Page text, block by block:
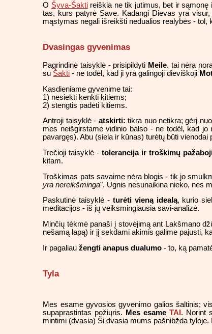
O Šyva-Šaktireiškia ne tik jutimus, bet ir sąmonę
tas, kurs patyrė Save. Kadangi Dievas yra
mąstymas negali išreikšti nedualios realybės -
Dvasingas gyvenimas
Pagrindinė taisyklė - prisipildyti Meile. tai nėra
su Šakti - ne todėl, kad ji yra galingoji dieviškoji
Kasdieniame gyvenime tai:
1) nesiekti kenkti kitiems;
2) stengtis padėti kitiems.
Antroji taisyklė - atskirti: tikra nuo netikra; gėrį
mes neišgirstame vidinio balso - ne todėl, kad
pavargęs). Abu (siela ir kūnas) turėtų būti
Trečioji taisyklė -tolerancija ir troškimų
kitam.
Troškimas pats savaime nėra blogis - tik jo
yra nereikšminga". Ugnis nesunaikina nieko, nes
Paskutinė taisyklė - turėti vieną idealą, kurio
meditacijos - iš jų veiksmingiausia savi-analizė.
Minčių tėkmė panaši į stovėjimą ant Lakšmano
nešamą lapą) ir jį sekdami akimis galime pajusti,
Ir pagaliaužengti anapus dualumo - to, ką
Tyla
Mes esame gyvosios gyvenimo galios šaltinis;
supaprastintas požiųris. Mes esameTAI . Norint
mintimi (dvasia) Ši dvasia mums pašnibžda